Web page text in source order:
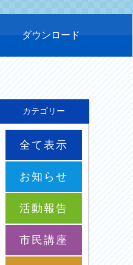
ダウンロード
カテゴリー
全て表示
お知らせ
活動報告
市民講座